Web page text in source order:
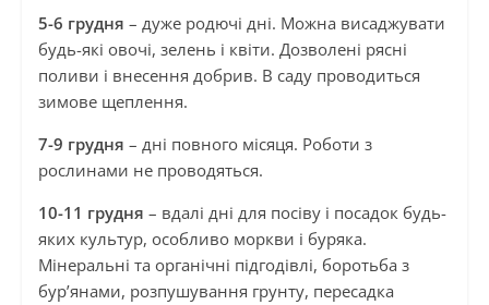
5-6 грудня – дуже родючі дні. Можна висаджувати
будь-які овочі, зелень і квіти. Дозволені рясні
поливи і внесення добрив. В саду проводиться
зимове щеплення.
7-9 грудня – дні повного місяця. Роботи з
рослинами не проводяться.
10-11 грудня – вдалі дні для посіву і посадок будь-
яких культур, особливо моркви і буряка.
Мінеральні та органічні підгодівлі, боротьба з
бур’янами, розпушування грунту, пересадка